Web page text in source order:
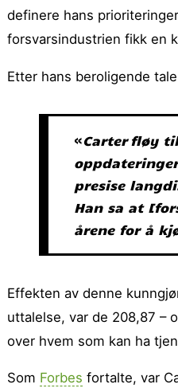
definere hans
forsvarsindustrien fikk en
Etter hans beroligende
«Carter fløy
presise
Han sa at
årene for å
Effekten av denne
uttalelse, var de 208,87 –
over hvem som kan ha
Som Forbes fortalte, var